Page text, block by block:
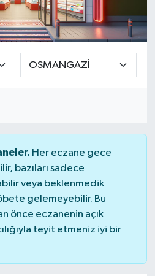
Her eczane gece
bazıları sadece
veya beklenmedik
gelemeyebilir. Bu
önce eczanenin açık
teyit etmeniz iyi bir